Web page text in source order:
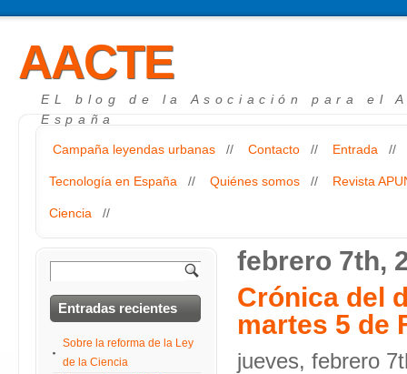
AACTE
EL blog de la Asociación para el
España
Campaña leyendas urbanas // Contacto // Entrada //
Tecnología en España // Quiénes somos // Revista
Ciencia //
febrero 7th,
Crónica del
martes 5 de
jueves, febrero
Entradas recientes
Sobre la reforma de la Ley
de la Ciencia